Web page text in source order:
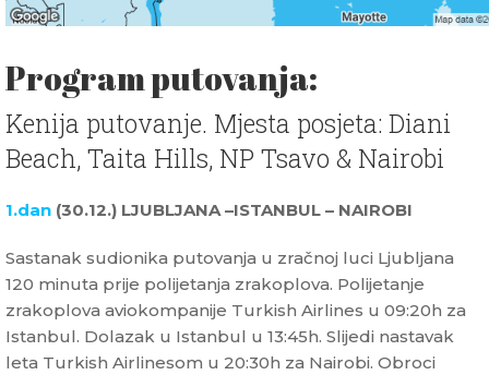
Program putovanja:
Kenija putovanje. Mjesta posjeta: Diani
Beach, Taita Hills, NP Tsavo & Nairobi
1.dan (30.12.) LJUBLJANA –ISTANBUL – NAIROBI
Sastanak sudionika putovanja u zračnoj luci Ljubljana
120 minuta prije polijetanja zrakoplova. Polijetanje
zrakoplova aviokompanije Turkish Airlines u 09:20h za
Istanbul. Dolazak u Istanbul u 13:45h. Slijedi nastavak
leta Turkish Airlinesom u 20:30h za Nairobi. Obroci